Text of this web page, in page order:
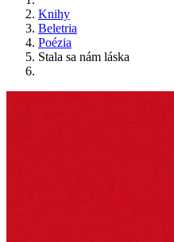
Knihy
Beletria
Poézia
Stala sa nám láska